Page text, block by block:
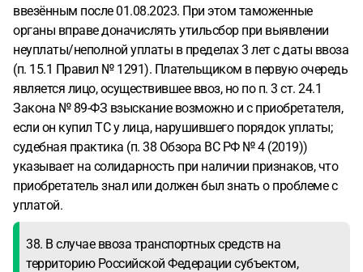
ввезённым после 01.08.2023. При этом таможенные
органы вправе доначислять утильсбор при выявлении
неуплаты/неполной уплаты в пределах 3 лет с даты ввоза
(п. 15.1 Правил № 1291). Плательщиком в первую очередь
является лицо, осуществившее ввоз, но по п. 3 ст. 24.1
Закона № 89-ФЗ взыскание возможно и с приобретателя,
если он купил ТС у лица, нарушившего порядок уплаты;
судебная практика (п. 38 Обзора ВС РФ № 4 (2019))
указывает на солидарность при наличии признаков, что
приобретатель знал или должен был знать о проблеме с
уплатой.
38. В случае ввоза транспортных средств на
территорию Российской Федерации субъектом,